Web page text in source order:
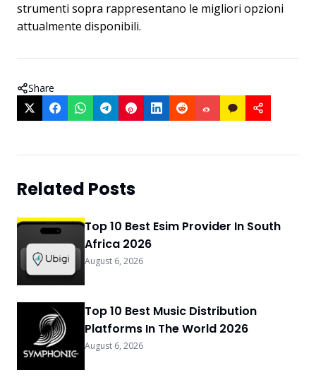
strumenti sopra rappresentano le migliori opzioni
attualmente disponibili.
Share
Related Posts
Top 10 Best Esim Provider In South
Africa 2026
August 6, 2026
Top 10 Best Music Distribution
Platforms In The World 2026
August 6, 2026